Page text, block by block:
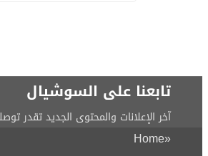
تابعنا على السوشيال
آخر الإعلانات والمحتوى الجديد تقدر
«
Home